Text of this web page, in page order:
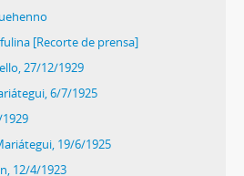
[Recorte de prensa]
27/12/1929
6/7/1925
19/6/1925
12/4/1923